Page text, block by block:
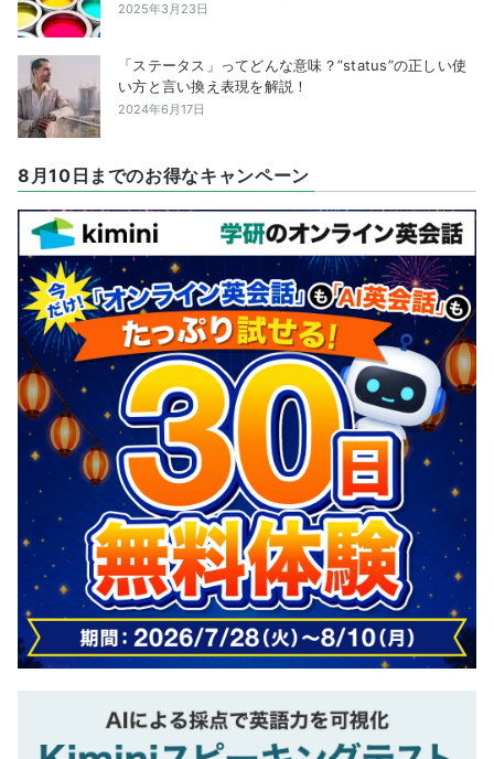
2025年3月23日
「ステータス」ってどんな意味？”status”の正しい使
い方と言い換え表現を解説！
2024年6月17日
8月10日までのお得なキャンペーン